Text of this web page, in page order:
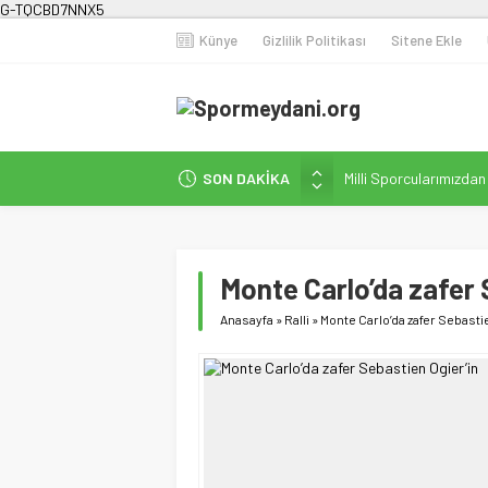
G-TQCBD7NNX5
Künye Gizlilik Politikası Sitene Ekle
SON DAKİKA
Milli
Karanlığa Karşı
Fenerbahçe Kadın
Efor Çay’dan Futbola
Monte Carlo’da zafer
Anasayfa » Ralli » Monte Carlo’da zafer